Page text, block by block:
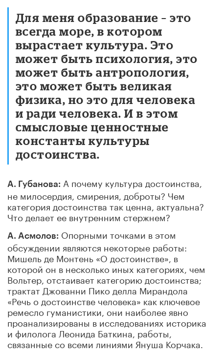
Для меня образование – это
всегда море, в котором
вырастает культура. Это
может быть психология, это
может быть антропология,
это может быть великая
физика, но это для человека
и ради человека. И в этом
смысловые ценностные
константы культуры
достоинства.
А. Губанова: А почему культура достоинства,
не милосердия, смирения, доброты? Чем
категория достоинства так ценна, актуальна?
Что делает ее внутренним стержнем?
А. Асмолов: Опорными точками в этом
обсуждении являются некоторые работы:
Мишель де Монтень «О достоинстве», в
которой он в несколько иных категориях, чем
Вольтер, отстаивает категорию достоинства;
трактат Джованни Пико делла Мирандола
«Речь о достоинстве человека» как ключевое
ремесло гуманистики, они наиболее явно
проанализированы в исследованиях историка
и филолога Леонида Баткина, работы,
связанные со всеми линиями Януша Корчака.